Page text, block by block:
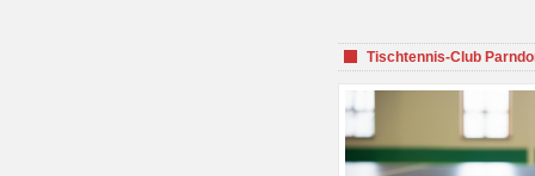
Tischtennis-Club